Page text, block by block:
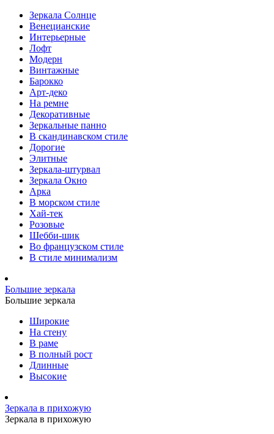
Зеркала Солнце
Венецианские
Интерьерные
Лофт
Модерн
Винтажные
Барокко
Арт-деко
На ремне
Декоративные
Зеркальные панно
В скандинавском стиле
Дорогие
Элитные
Зеркала-штурвал
Зеркала Окно
Арка
В морском стиле
Хай-тек
Розовые
Шебби-шик
Во французском стиле
В стиле минимализм
Большие зеркала
Большие зеркала
Широкие
На стену
В раме
В полный рост
Длинные
Высокие
Зеркала в прихожую
Зеркала в прихожую